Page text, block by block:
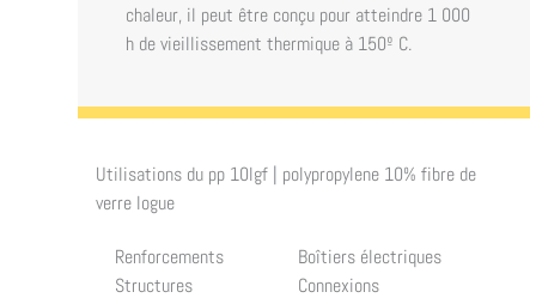
chaleur, il peut être conçu pour atteindre 1 000
h de vieillissement thermique à 150º C.
Utilisations du pp 10lgf | polypropylene 10% fibre de
verre logue
Renforcements
Structures
Boîtiers électriques
Connexions